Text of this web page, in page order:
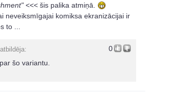
<<< šis palika atmiņā.
neveiksmīgajai komiksa ekranizācijai ir
to ...
0
šo variantu.